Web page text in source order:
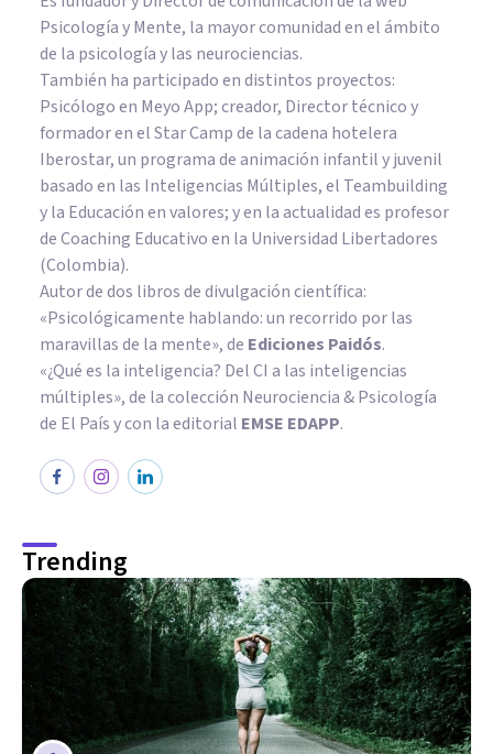
Psicología y Mente, la mayor comunidad en el ámbito
de la psicología y las neurociencias.
También ha participado en distintos proyectos:
Psicólogo en Meyo App; creador, Director técnico y
formador en el Star Camp de la cadena hotelera
Iberostar, un programa de animación infantil y juvenil
basado en las Inteligencias Múltiples, el Teambuilding
y la Educación en valores; y en la actualidad es profesor
de Coaching Educativo en la Universidad Libertadores
(Colombia).
Autor de dos libros de divulgación científica:
«Psicológicamente hablando: un recorrido por las
maravillas de la mente», de Ediciones Paidós.
«¿Qué es la inteligencia? Del CI a las inteligencias
múltiples», de la colección Neurociencia & Psicología
de El País y con la editorial EMSE EDAPP.
Trending